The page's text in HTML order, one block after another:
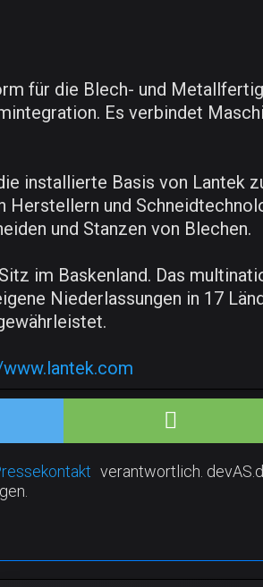
für die Blech- und
Es verbindet
installierte Basis von Lantek
und
und Stanzen von Blechen.
im Baskenland. Das
Niederlassungen in 17
verantwortlich.